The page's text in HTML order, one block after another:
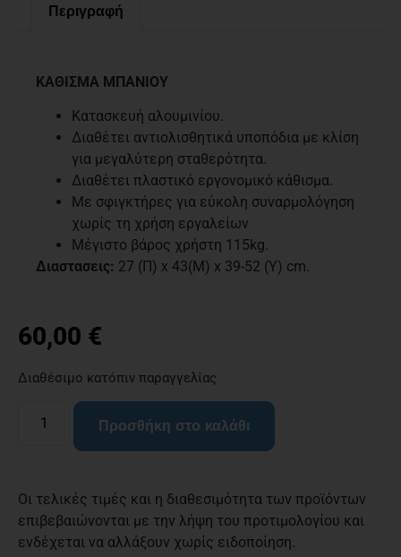
Περιγραφή
ΚΑΘΙΣΜΑ ΜΠΑΝΙΟΥ
Κατασκευή αλουμινίου.
Διαθέτει αντιολισθητικά υποπόδια με κλίση
για μεγαλύτερη σταθερότητα.
Διαθέτει πλαστικό εργονομικό κάθισμα.
Με σφιγκτήρες για εύκολη συναρμολόγηση
χωρίς τη χρήση εργαλείων
Μέγιστο βάρος χρήστη 115kg.
Διαστασεις: 27 (Π) x 43(Μ) x 39-52 (Υ) cm.
60,00 €
Διαθέσιμο κατόπιν παραγγελίας
Προσθήκη στο καλάθι
Οι τελικές τιμές και η διαθεσιμότητα των προϊόντων
επιβεβαιώνονται με την λήψη του προτιμολογίου και
ενδέχεται να αλλάξουν χωρίς ειδοποίηση.